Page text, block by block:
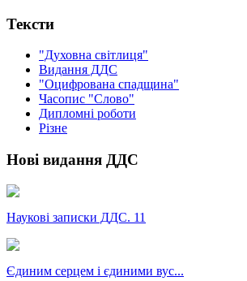
Тексти
"Духовна світлиця"
Видання ДДС
"Оцифрована спадщина"
Часопис "Слово"
Дипломні роботи
Різне
Нові видання ДДС
Наукові записки ДДС. 11
Єдиним серцем і єдиними вус...